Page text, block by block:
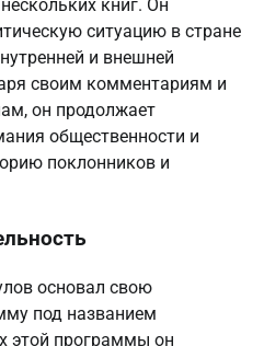
книг. Он
ситуацию в стране
и внешней
своим комментариям и
он продолжает
общественности и
поклонников и
основал свою
под названием
этой программы он